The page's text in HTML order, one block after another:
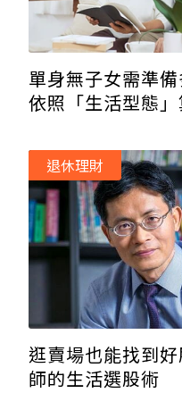
單身無子女需準
依照「生活型態
逛賣場也能找到
師的生活選股術
退休理財